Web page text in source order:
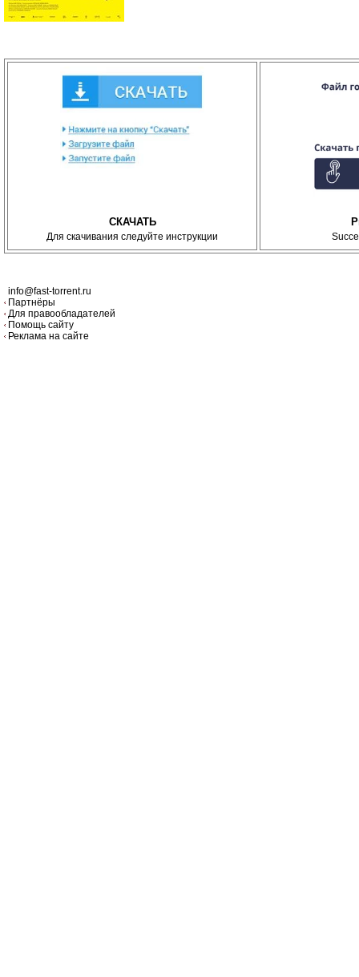
СКАЧАТЬ
Для скачивания следуйте инструкции
info@fast-torrent.ru
Партнёры
Для правообладателей
Помощь сайту
Реклама на сайте